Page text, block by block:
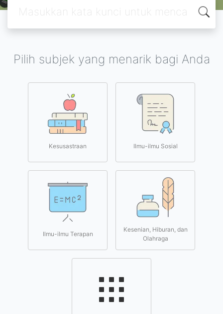
Pilih subjek yang menarik bagi Anda
Kesusastraan Ilmu-ilmu Sosial
Ilmu-ilmu Terapan
Kesenian, Hiburan, dan
Olahraga